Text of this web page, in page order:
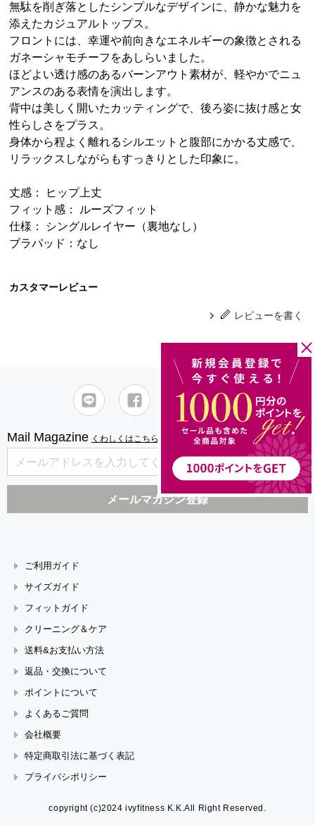
無駄を削ぎ落としたシンプルなデザインに、静かな魅力を
添えたカジュアルトップス。
フロントには、幸運や前向きなエネルギーの象徴とされる
ガネーシャモチーフをあしらいました。
ほどよい透け感のあるバーンアウト素材が、軽やかでニュ
アンスのある表情を演出します。
背中は美しく開いたカッティングで、後ろ姿に抜け感と女
性らしさをプラス。
身体から程よく離れるシルエットと腹部にかかる丈感で、
リラックスしながらもすっきりとした印象に。
丈感： ヒップ上丈
フィット感： ルーズフィット
仕様： シングルレイヤー（裏地なし）
ブラパッド：なし
カスタマーレビュー
レビューを書く
Mail Magazine くわしくはこちら
ご利用ガイド
サイズガイド
フィットガイド
クリーニング＆ケア
送料&お支払い方法
返品・交換について
ポイントについて
よくあるご質問
会社概要
特定商取引法に基づく表記
プライバシポリシー
copyright (c)2024 ivyfitness K.K.All Right Reserved.